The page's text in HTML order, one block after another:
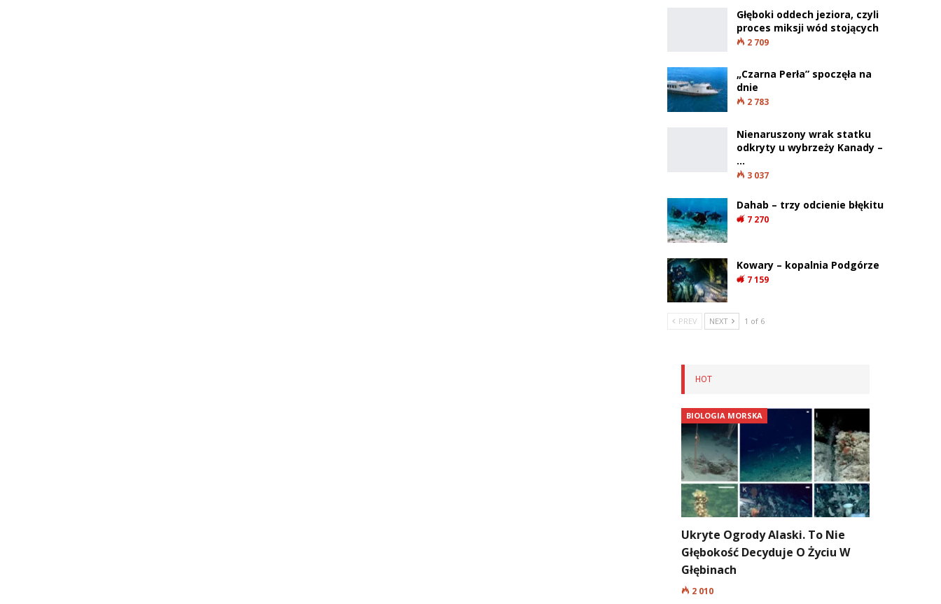
Głęboki oddech jeziora, czyli
proces miksji wód stojących
2 709
„Czarna Perła” spoczęła na
dnie
2 783
Nienaruszony wrak statku
odkryty u wybrzeży Kanady –
…
3 037
Dahab – trzy odcienie błękitu
7 270
Kowary – kopalnia Podgórze
7 159
PREV NEXT 1 of 6
HOT
BIOLOGIA MORSKA
Ukryte Ogrody Alaski. To Nie
Głębokość Decyduje O Życiu W
Głębinach
2 010